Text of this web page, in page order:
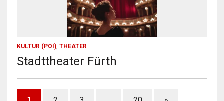
KULTUR (POI), THEATER
Stadttheater Fürth